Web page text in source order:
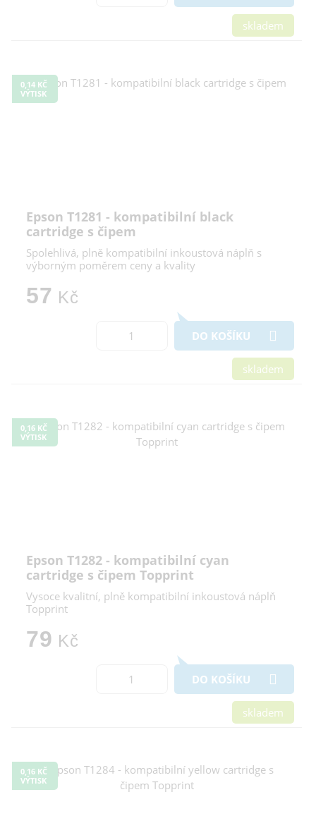
skladem
0,14 KČ
VÝTISK
Epson T1281 - kompatibilní black
cartridge s čipem
Spolehlivá, plně kompatibilní inkoustová náplň s
výborným poměrem ceny a kvality
57 Kč
DO KOŠÍKU
skladem
0,16 KČ
VÝTISK
Epson T1282 - kompatibilní cyan
cartridge s čipem Topprint
Vysoce kvalitní, plně kompatibilní inkoustová náplň
Topprint
79 Kč
DO KOŠÍKU
skladem
0,16 KČ
VÝTISK